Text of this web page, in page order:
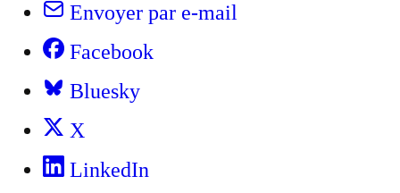
Envoyer par e-mail
Facebook
Bluesky
X
LinkedIn